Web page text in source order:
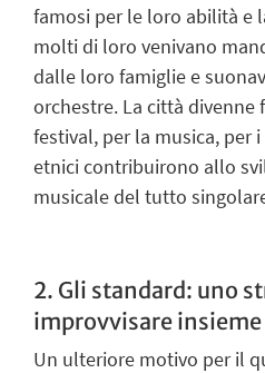
famosi per le loro abilità e
molti di loro venivano
dalle loro famiglie e
orchestre. La città divenne
festival, per la musica, per
etnici contribuirono allo
musicale del tutto
2. Gli standard: uno
improvvisare
Un ulteriore motivo per il